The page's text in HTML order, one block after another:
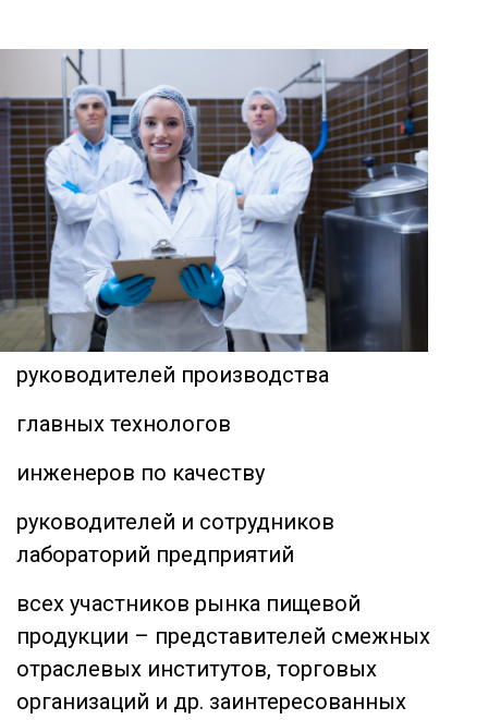
руководителей производства
главных технологов
инженеров по качеству
руководителей и сотрудников
лабораторий предприятий
всех участников рынка пищевой
продукции – представителей смежных
отраслевых институтов, торговых
организаций и др. заинтересованных